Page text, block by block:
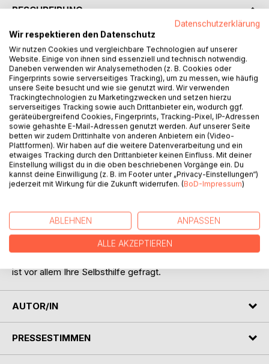
BESCHREIBUNG
Dieser Ratgeber soll Ihnen helfen, Ihre alltäglichen Magen-
und Darmbeschwerden loszuwerden, dazu erhalten sie
praxisbewährte Anleitungen. Unter anderem stehen die
Störungen aus dem Darmbereich im Vordergrund, die sie
mit einfachen, naturgemäßen Mitteln beseitigen können.
Ihre Essgewohnheiten brauchen Sie dafür nicht wesentlich
zu verändern.
Unser Verdauungssystem ist bei der Auswahl unserer
Lebensmittel sehr tolerant, reagiert aber empfindlich auf
chemische Mittel. Das gilt für die chemisch
aufgearbeiteten Nahrungsmittel, aber ebenso auch für die
meisten Medikamente.
einschließlich entsprechender Medikamente und
notwendiger Eingriffe. Die häufigsten Beschwerden sind
jedoch Funktionsstörungen in der Verdauung und die
ist vor allem Ihre Selbsthilfe gefragt.
AUTOR/IN
PRESSESTIMMEN
Datenschutzerklärung
Wir respektieren den Datenschutz
Wir nutzen Cookies und vergleichbare Technologien auf unserer
Website. Einige von ihnen sind essenziell und technisch notwendig.
Daneben verwenden wir Analysemethoden (z. B. Cookies oder
Fingerprints sowie serverseitiges Tracking), um zu messen, wie häufig
unsere Seite besucht und wie sie genutzt wird. Wir verwenden
Trackingtechnologien zu Marketingzwecken und setzen hierzu
serverseitiges Tracking sowie auch Drittanbieter ein, wodurch ggf.
geräteübergreifend Cookies, Fingerprints, Tracking-Pixel, IP-Adressen
sowie gehashte E-Mail-Adressen genutzt werden. Auf unserer Seite
betten wir zudem Drittinhalte von anderen Anbietern ein (Video-
Plattformen). Wir haben auf die weitere Datenverarbeitung und ein
etwaiges Tracking durch den Drittanbieter keinen Einfluss. Mit deiner
Einstellung willigst du in die oben beschriebenen Vorgänge ein. Du
kannst deine Einwilligung (z. B. im Footer unter „Privacy-Einstellungen“)
jederzeit mit Wirkung für die Zukunft widerrufen. (BoD-Impressum)
ABLEHNEN ANPASSEN
ALLE AKZEPTIEREN